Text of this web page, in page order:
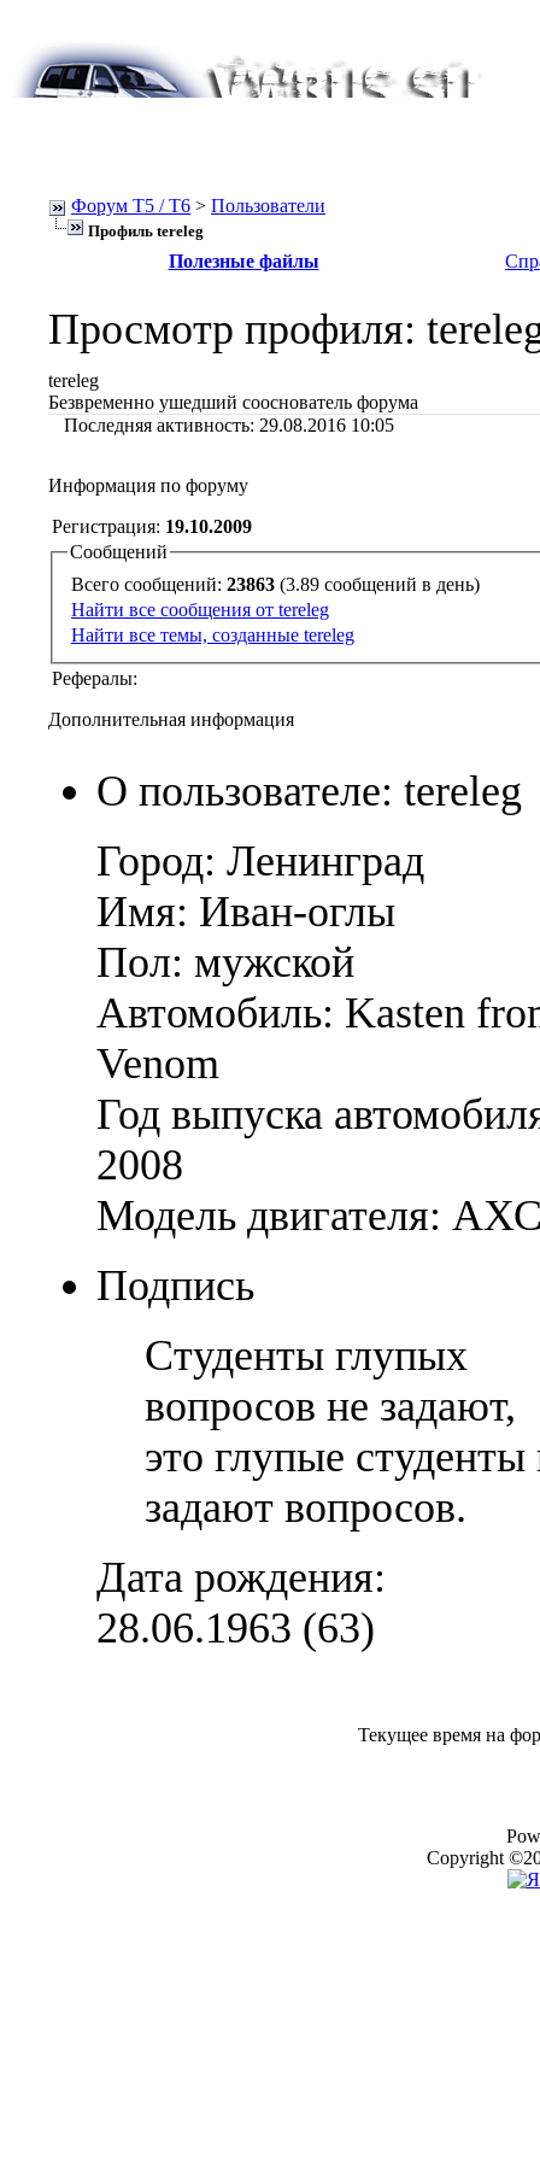
Форум Т5 / T6 > Пользователи
Профиль tereleg
Полезные файлы
Просмотр профиля:
tereleg
Безвременно ушедший сооснователь форума
Последняя активность: 29.08.2016 10:05
Информация по форуму
Регистрация: 19.10.2009
Сообщений
Всего сообщений: 23863
(3.89 сообщений в день)
Найти все сообщения от tereleg
Найти все темы, созданные tereleg
Рефералы:
Дополнительная информация
О пользователе: tereleg
Город: Ленинград
Имя: Иван-оглы
Пол: мужской
Автомобиль: Kasten
Venom
Год выпуска
2008
Модель двигателя:
Подпись
Студенты глупых
вопросов не задают,
это глупые студенты
задают вопросов.
Дата рождения:
28.06.1963 (63)
Текущее время на
Copyright